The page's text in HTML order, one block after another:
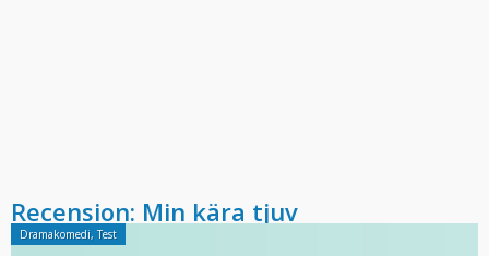
Recension: Min kära tjuv
Dramakomedi,Test